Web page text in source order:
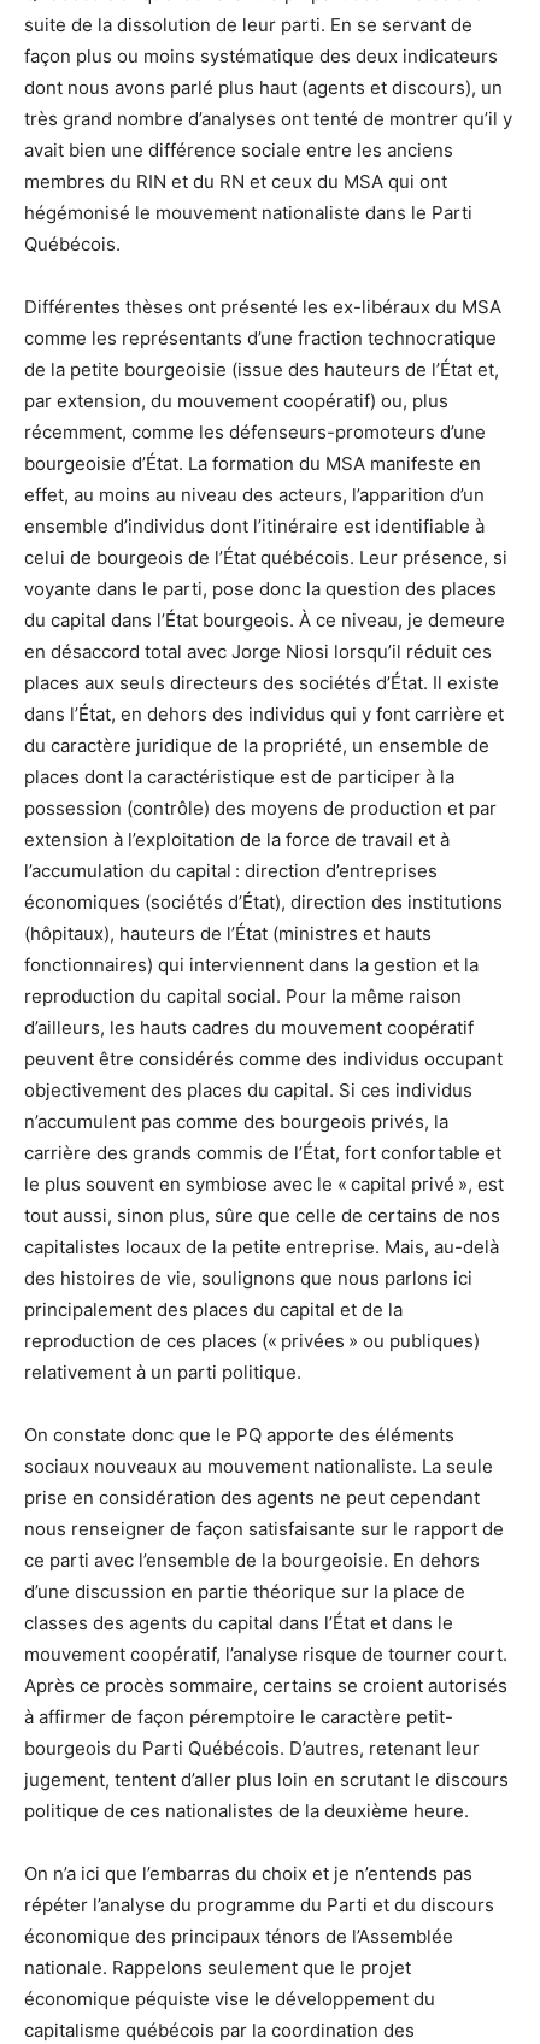
suite de la dissolution de leur parti. En se servant de
façon plus ou moins systématique des deux indicateurs
dont nous avons parlé plus haut (agents et discours), un
très grand nombre d’analyses ont tenté de montrer qu’il y
avait bien une différence sociale entre les anciens
membres du RIN et du RN et ceux du MSA qui ont
hégémonisé le mouvement nationaliste dans le Parti
Québécois.
Différentes thèses ont présenté les ex-libéraux du MSA
comme les représentants d’une fraction technocratique
de la petite bourgeoisie (issue des hauteurs de l’État et,
par extension, du mouvement coopératif) ou, plus
récemment, comme les défenseurs-promoteurs d’une
bourgeoisie d’État. La formation du MSA manifeste en
effet, au moins au niveau des acteurs, l’apparition d’un
ensemble d’individus dont l’itinéraire est identifiable à
celui de bourgeois de l’État québécois. Leur présence, si
voyante dans le parti, pose donc la question des places
du capital dans l’État bourgeois. À ce niveau, je demeure
en désaccord total avec Jorge Niosi lorsqu’il réduit ces
places aux seuls directeurs des sociétés d’État. Il existe
dans l’État, en dehors des individus qui y font carrière et
du caractère juridique de la propriété, un ensemble de
places dont la caractéristique est de participer à la
possession (contrôle) des moyens de production et par
extension à l’exploitation de la force de travail et à
l’accumulation du capital : direction d’entreprises
économiques (sociétés d’État), direction des institutions
(hôpitaux), hauteurs de l’État (ministres et hauts
fonctionnaires) qui interviennent dans la gestion et la
reproduction du capital social. Pour la même raison
d’ailleurs, les hauts cadres du mouvement coopératif
peuvent être considérés comme des individus occupant
objectivement des places du capital. Si ces individus
n’accumulent pas comme des bourgeois privés, la
carrière des grands commis de l’État, fort confortable et
le plus souvent en symbiose avec le « capital privé », est
tout aussi, sinon plus, sûre que celle de certains de nos
capitalistes locaux de la petite entreprise. Mais, au-delà
des histoires de vie, soulignons que nous parlons ici
principalement des places du capital et de la
reproduction de ces places (« privées » ou publiques)
relativement à un parti politique.
On constate donc que le PQ apporte des éléments
sociaux nouveaux au mouvement nationaliste. La seule
prise en considération des agents ne peut cependant
nous renseigner de façon satisfaisante sur le rapport de
ce parti avec l’ensemble de la bourgeoisie. En dehors
d’une discussion en partie théorique sur la place de
classes des agents du capital dans l’État et dans le
mouvement coopératif, l’analyse risque de tourner court.
Après ce procès sommaire, certains se croient autorisés
à affirmer de façon péremptoire le caractère petit-
bourgeois du Parti Québécois. D’autres, retenant leur
jugement, tentent d’aller plus loin en scrutant le discours
politique de ces nationalistes de la deuxième heure.
On n’a ici que l’embarras du choix et je n’entends pas
répéter l’analyse du programme du Parti et du discours
économique des principaux ténors de l’Assemblée
nationale. Rappelons seulement que le projet
économique péquiste vise le développement du
capitalisme québécois par la coordination des